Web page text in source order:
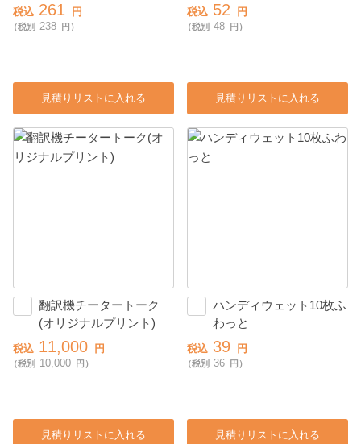
税込 261 円
（税別 238 円）
見積りリストに入れる
税込 52 円
（税別 48 円）
見積りリストに入れる
翻訳機チータートーク
(オリジナルプリント)
税込 11,000 円
（税別 10,000 円）
見積りリストに入れる
ハンディウェット10枚ふ
わっと
税込 39 円
（税別 36 円）
見積りリストに入れる